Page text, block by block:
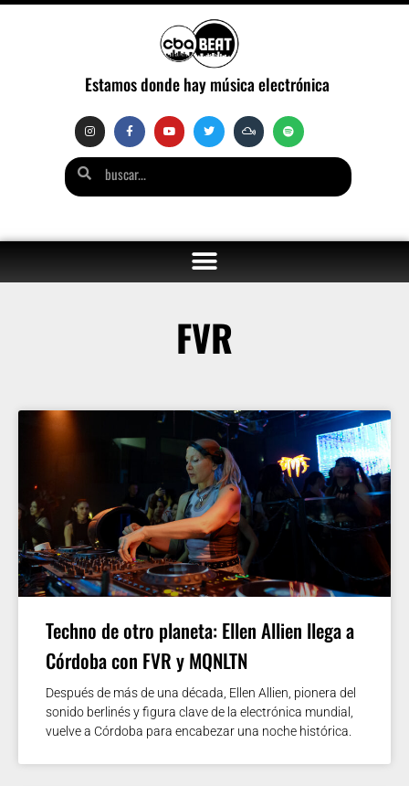
Estamos donde hay música electrónica
FVR
Techno de otro planeta: Ellen Allien llega a
Córdoba con FVR y MQNLTN
Después de más de una década, Ellen Allien, pionera del
sonido berlinés y figura clave de la electrónica mundial,
vuelve a Córdoba para encabezar una noche histórica.